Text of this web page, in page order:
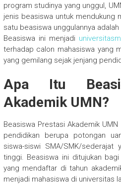
program studinya yang unggul,
jenis beasiswa untuk mendukung
satu beasiswa unggulannya
Beasiswa ini menjadi
terhadap calon mahasiswa yang
yang gemilang sejak jenjang
Apa Itu
Akademik UMN?
Beasiswa Prestasi Akademik
pendidikan berupa potongan
siswa-siswi SMA/SMK/sederajat
tinggi. Beasiswa ini ditujukan
yang mendaftar di tahun
menjadi mahasiswa di universitas